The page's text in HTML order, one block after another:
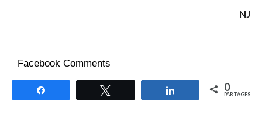
NJ
Facebook Comments
Partagez 0
PARTAGES